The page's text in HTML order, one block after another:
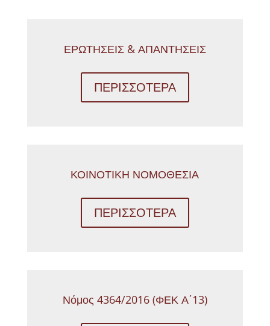
ΕΡΩΤΗΣΕΙΣ & ΑΠΑΝΤΗΣΕΙΣ
ΠΕΡΙΣΣΟΤΕΡΑ
ΚΟΙΝΟΤΙΚΗ ΝΟΜΟΘΕΣΙΑ
ΠΕΡΙΣΣΟΤΕΡΑ
Νόμος 4364/2016 (ΦΕΚ Α΄13)